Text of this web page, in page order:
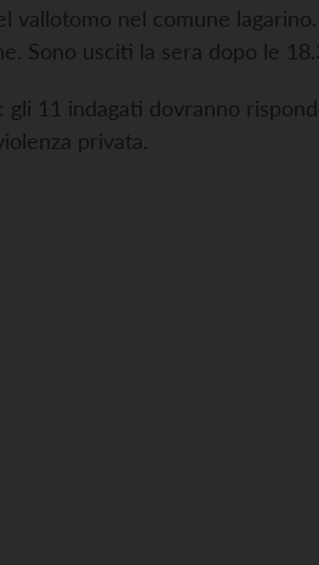
vallotomo nel comune
Sono usciti la sera dopo le
gli 11 indagati dovranno
privata.